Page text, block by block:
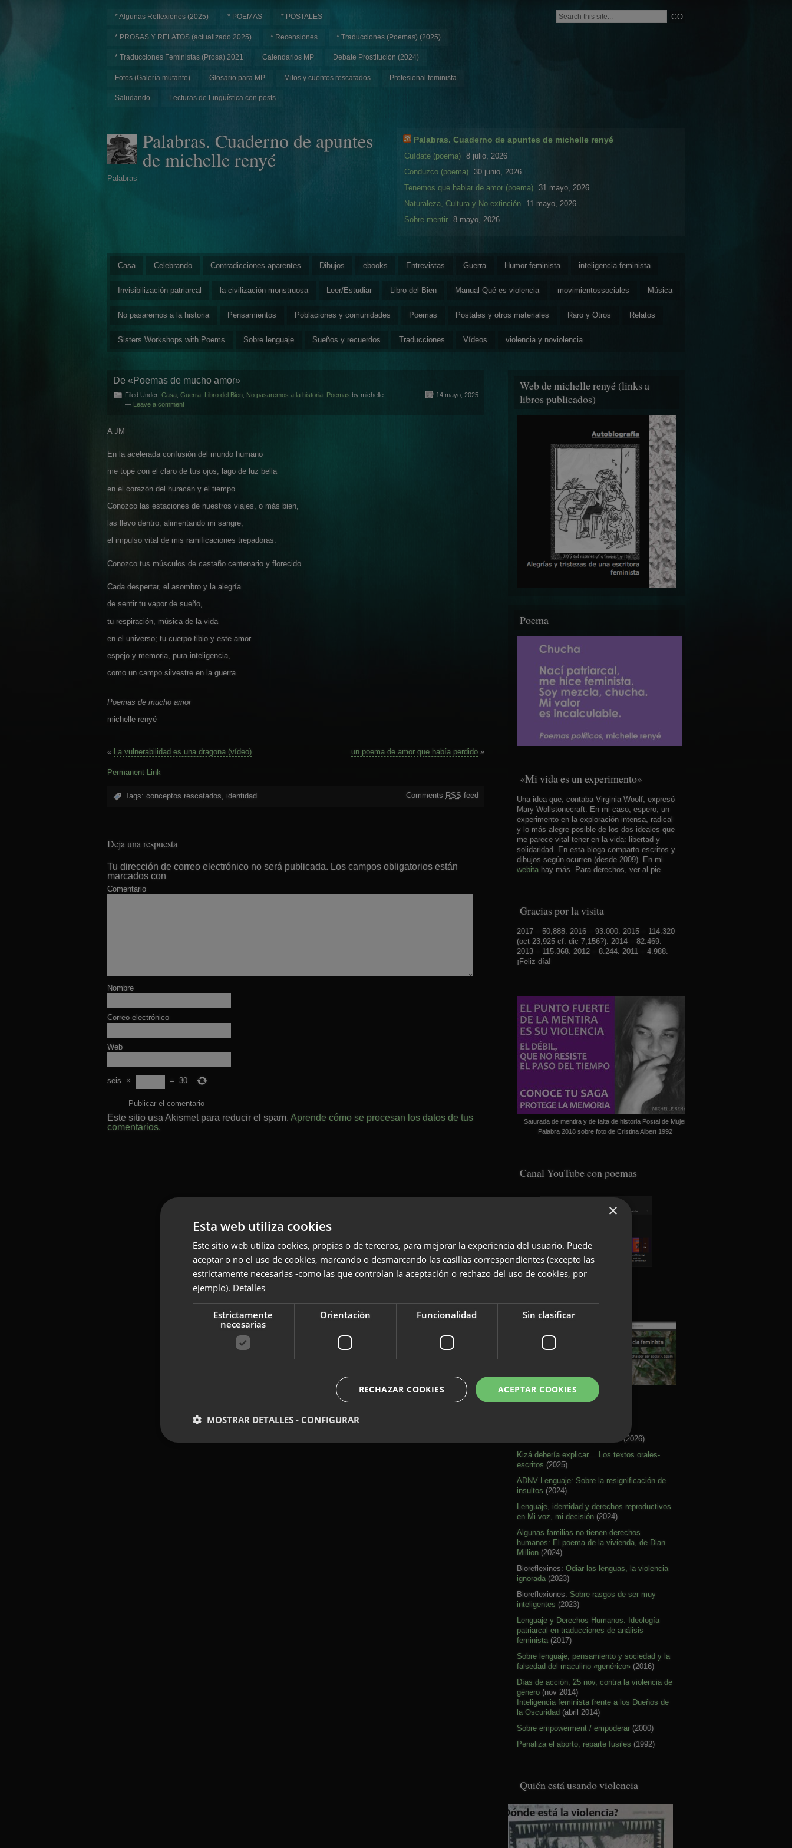
* Algunas Reflexiones (2025) * POEMAS * POSTALES
* PROSAS Y RELATOS (actualizado 2025) * Recensiones * Traducciones (Poemas) (2025)
* Traducciones Feministas (Prosa) 2021 Calendarios MP Debate Prostitución (2024)
Fotos (Galería mutante) Glosario para MP Mitos y cuentos rescatados Profesional feminista
Saludando Lecturas de Lingüística con posts
Palabras. Cuaderno de apuntes
de michelle renyé
Palabras
Palabras. Cuaderno de apuntes de michelle renyé
Cuídate (poema) 8 julio, 2026
Conduzco (poema)
30 junio, 2026
Tenemos que hablar de amor (poema) 31 mayo, 2026
Naturaleza, Cultura y No-extinción
11 mayo, 2026
Sobre mentir 8 mayo, 2026
Casa Celebrando Contradicciones aparentes Dibujos ebooks Entrevistas Guerra Humor feminista inteligencia feminista
Invisibilización patriarcal la civilización monstruosa Leer/Estudiar Libro del Bien Manual Qué es violencia movimientossociales Música
No pasaremos a la historia Pensamientos Poblaciones y comunidades Poemas Postales y otros materiales Raro y Otros Relatos
Sisters Workshops with Poems Sobre lenguaje Sueños y recuerdos Traducciones Vídeos violencia y noviolencia
De «Poemas de mucho amor»
Filed Under: Casa Guerra Libro del Bien No pasaremos a la historia Poemas by michelle
— Leave a comment
14 mayo, 2025
A JM
En la acelerada confusión del mundo humano
me topé con el claro de tus ojos, lago de luz bella
en el corazón del huracán y el tiempo.
Conozco las estaciones de nuestros viajes, o más bien,
las llevo dentro, alimentando mi sangre,
el impulso vital de mis ramificaciones trepadoras.
Conozco tus músculos de castaño centenario y florecido.
Cada despertar, el asombro y la alegría
de sentir tu vapor de sueño,
tu respiración, música de la vida
en el universo; tu cuerpo tibio y este amor
espejo y memoria, pura inteligencia,
como un campo silvestre en la guerra.
Poemas de mucho amor
michelle renyé
« La vulnerabilidad es una dragona (vídeo) un poema de amor que había perdido »
Permanent Link
Tags: conceptos rescatados identidad Comments RSS feed
Deja una respuesta
Tu dirección de correo electrónico no será publicada. Los campos obligatorios están
marcados con
Comentario
Nombre
Correo electrónico
Web
seis × = 30
Este sitio usa Akismet para reducir el spam. Aprende cómo se procesan los datos de tus
comentarios.
Web de michelle renyé (links a
libros publicados)
Poema
«Mi vida es un experimento»
Una idea que, contaba Virginia Woolf, expresó
Mary Wollstonecraft. En mi caso, espero, un
experimento en la exploración intensa, radical
y lo más alegre posible de los dos ideales que
me parece vital tener en la vida: libertad y
solidaridad. En esta bloga comparto escritos y
dibujos según ocurren (desde 2009). En mi
webita hay más. Para derechos, ver al pie.
Gracias por la visita
2017 – 50,888. 2016 – 93.000. 2015 – 114.320
(oct 23,925 cf. dic 7,156?). 2014 – 82.469.
2013 – 115.368. 2012 – 8.244. 2011 – 4.988.
¡Feliz día!
Saturada de mentira y de falta de historia Postal de Mujer
Palabra 2018 sobre foto de Cristina Albert 1992
Canal YouTube con poemas
Soundcloud con poemas
(2026)
Kizá debería explicar… Los textos orales-
escritos (2025)
ADNV Lenguaje: Sobre la resignificación de
insultos (2024)
Lenguaje, identidad y derechos reproductivos
en Mi voz, mi decisión (2024)
Algunas familias no tienen derechos
humanos: El poema de la vivienda, de Dian
Million (2024)
Bioreflexines: Odiar las lenguas, la violencia
ignorada (2023)
Bioreflexiones: Sobre rasgos de ser muy
inteligentes (2023)
Lenguaje y Derechos Humanos. Ideología
patriarcal en traducciones de análisis
feminista (2017)
Sobre lenguaje, pensamiento y sociedad y la
falsedad del maculino «genérico» (2016)
Días de acción, 25 nov, contra la violencia de
género (nov 2014)
Inteligencia feminista frente a los Dueños de
la Oscuridad (abril 2014)
Sobre empowerment / empoderar (2000)
Penaliza el aborto, reparte fusiles (1992)
Quién está usando violencia
×
Esta web utiliza cookies
Este sitio web utiliza cookies, propias o de terceros, para mejorar la experiencia del usuario. Puede
aceptar o no el uso de cookies, marcando o desmarcando las casillas correspondientes (excepto las
estrictamente necesarias -como las que controlan la aceptación o rechazo del uso de cookies, por
ejemplo). Detalles
Estrictamente
necesarias
Orientación Funcionalidad Sin clasificar
ACEPTAR COOKIES
RECHAZAR COOKIES
MOSTRAR DETALLES - CONFIGURAR